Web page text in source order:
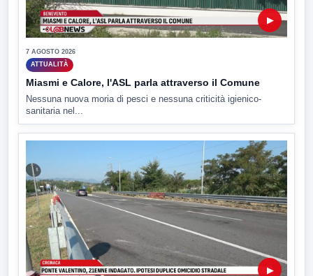
▶
7 AGOSTO 2026
ATTUALITÀ
Miasmi e Calore, l'ASL parla attraverso il Comune
Nessuna nuova moria di pesci e nessuna criticità igienico-
sanitaria nel...
▶